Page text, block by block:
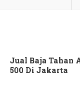
Jual Baja Tahan
500 Di Jakarta